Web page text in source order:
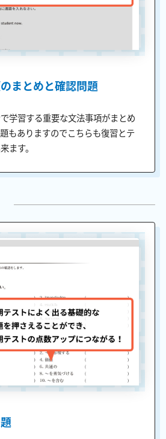
まとめと確認問題
学習する重要な文法事項がまとめ
もありますのでこちらも復習とテ
ます。